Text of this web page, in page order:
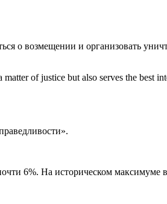
о возмещении и организовать
of justice but also serves the best
6%. На историческом максимуме